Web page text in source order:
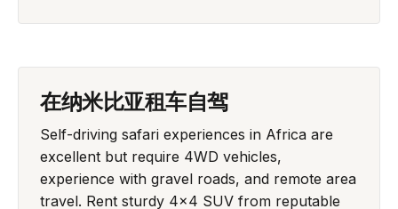
在纳米比亚租车自驾
Self-driving safari experiences in Africa are
excellent but require 4WD vehicles,
experience with gravel roads, and remote area
travel. Rent sturdy 4x4 SUV from reputable